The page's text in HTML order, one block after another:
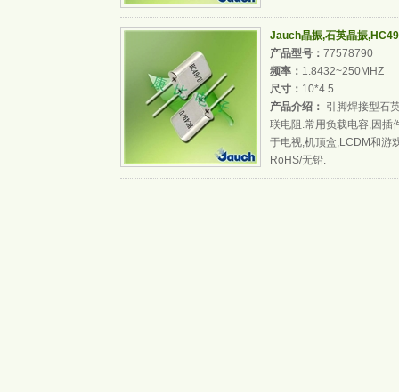
Jauch晶振,石英晶振
产品型号： 77578790
频率： 1.8432~250MHZ
尺寸： 10*4.5
产品介绍： 引脚焊接型石
联电阻.常用负载电容,因插
于电视,机顶盒,LCDM和游
RoHS/无铅.